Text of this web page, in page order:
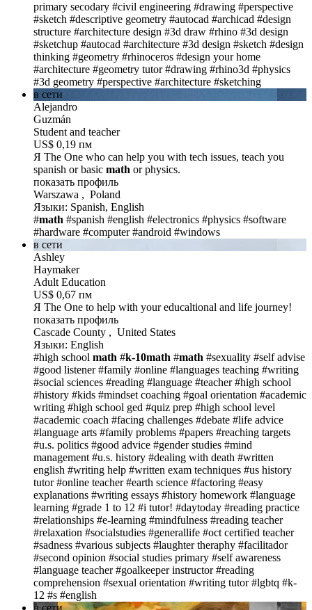
primary secodary #civil engineering #drawing #perspective
#sketch #descriptive geometry #autocad #archicad #design
structure #architecture design #3d draw #rhino #3d design
#sketchup #autocad #architecture #3d design #sketch #design
thinking #geometry #rhinoceros #design your home
#architecture #geometry tutor #drawing #rhino3d #physics
#3d geometry #perspective #architecture #sketching
в сети
Alejandro
Guzmán
Student and teacher
US$ 0,19 пм
Я The One who can help you with tech issues, teach you
spanish or basic math or physics.
показать профиль
Warszawa , Poland
Языки: Spanish, English
#math #spanish #english #electronics #physics #software
#hardware #computer #android #windows
в сети
Ashley
Haymaker
Adult Education
US$ 0,67 пм
Я The One to help with your educaltional and life journey!
показать профиль
Cascade County , United States
Языки: English
#high school math #k-10math #math #sexuality #self advise
#good listener #family #online #languages teaching #writing
#social sciences #reading #language #teacher #high school
#history #kids #mindset coaching #goal orientation #academic
writing #high school ged #quiz prep #high school level
#academic coach #facing challenges #debate #life advice
#language arts #family problems #papers #reaching targets
#u.s. politics #good advice #gender studies #mind
management #u.s. history #dealing with death #written
english #writing help #written exam techniques #us history
tutor #online teacher #earth science #factoring #easy
explanations #writing essays #history homework #language
learning #grade 1 to 12 #i tutor! #daytoday #reading practice
#relationships #e-learning #mindfulness #reading teacher
#relaxation #socialstudies #generallife #oct certified teacher
#sadness #various subjects #laughter theraphy #facilitador
#second opinion #social studies primary #self awareness
#language teacher #goalkeeper instructor #reading
comprehension #sexual orientation #writing tutor #lgbtq #k-
12 #s #english
в сети